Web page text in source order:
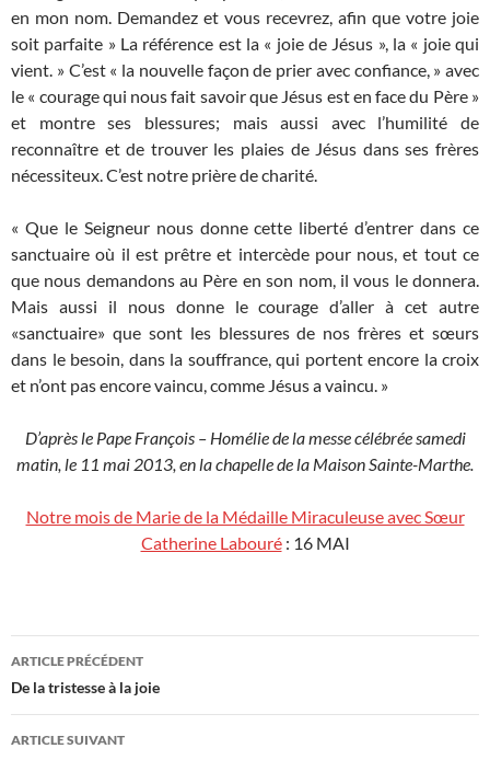
en mon nom. Demandez et vous recevrez, afin que votre joie
soit parfaite » La référence est la « joie de Jésus », la « joie qui
vient. » C’est « la nouvelle façon de prier avec confiance, » avec
le « courage qui nous fait savoir que Jésus est en face du Père »
et montre ses blessures; mais aussi avec l’humilité de
reconnaître et de trouver les plaies de Jésus dans ses frères
nécessiteux. C’est notre prière de charité.
« Que le Seigneur nous donne cette liberté d’entrer dans ce
sanctuaire où il est prêtre et intercède pour nous, et tout ce
que nous demandons au Père en son nom, il vous le donnera.
Mais aussi il nous donne le courage d’aller à cet autre
«sanctuaire» que sont les blessures de nos frères et sœurs
dans le besoin, dans la souffrance, qui portent encore la croix
et n’ont pas encore vaincu, comme Jésus a vaincu. »
D’après le Pape François – Homélie de la messe célébrée samedi
matin, le 11 mai 2013, en la chapelle de la Maison Sainte-Marthe.
Notre mois de Marie de la Médaille Miraculeuse avec Sœur
Catherine Labouré: 16 MAI
Navigation
des
articles
ARTICLE PRÉCÉDENT
De la tristesse à la joie
ARTICLE SUIVANT